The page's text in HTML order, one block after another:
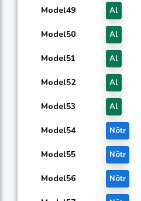
Model49 Al
Model50 Al
Model51 Al
Model52 Al
Model53 Al
Model54 Nötr
Model55 Nötr
Model56 Nötr